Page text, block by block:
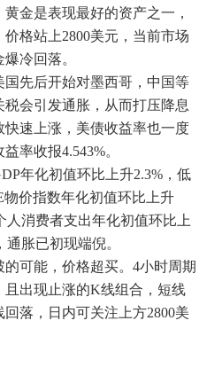
金是表现最好的资产之一，
价格站上2800美元，当前市场
冷回落。
先后开始对墨西哥，中国等
会引发通胀，从而打压降息
速上涨，美债收益率也一度
率收报4.543%。
年化初值环比上升2.3%，低
物价指数年化初值环比上升
人消费者支出年化初值环比上
通胀已初现端倪。
可能，价格超买。4小时周期
且出现止涨的K线组合，短线
落，日内可关注上方2800美